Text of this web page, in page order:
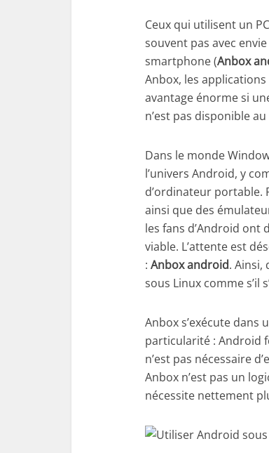
Ceux qui utilisent un
souvent pas avec
smartphone (Anbox
Anbox, les
avantage énorme si
n’est pas disponible
Dans le monde
l’univers Android, y
d’ordinateur portable.
ainsi que des
les fans d’Android
viable. L’attente est
: Anbox android.
sous Linux comme s’il
Anbox s’exécute
particularité : Android
n’est pas nécessaire
Anbox n’est pas un
nécessite nettement